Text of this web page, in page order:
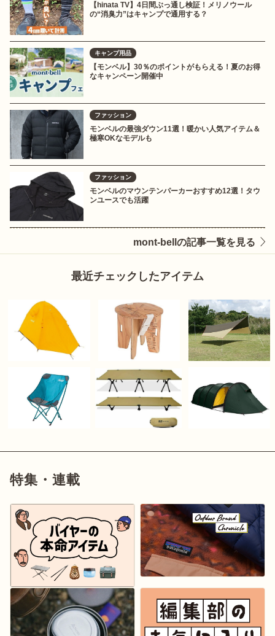
【hinata TV】4日間ぶっ通し検証！メリノウール
の“消臭力”はキャンプで通用する？
キャンプ用品
【モンベル】30％のポイントがもらえる！夏のお得
なキャンペーン開催中
ファッション
モンベルの最強ダウン11選！暖かい人気アイテム＆
極寒OKなモデルも
ファッション
モンベルのマウンテンパーカーおすすめ12選！タウ
ンユースでも活躍
mont-bellの記事一覧を見る
最近チェックしたアイテム
特集・連載